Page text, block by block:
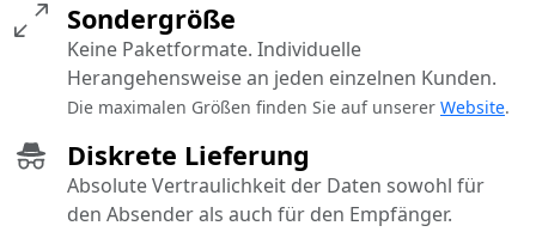
Diskrete Lieferung
Absolute Vertraulichkeit der Daten sowohl für
den Absender als auch für den Empfänger.
Sondergröße
Keine Paketformate. Individuelle
Herangehensweise an jeden einzelnen Kunden.
Die maximalen Größen finden Sie auf unserer Website.